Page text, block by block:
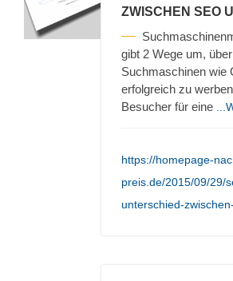
ZWISCHEN SEO
gibt 2 Wege um, über
Suchmaschinen wie
erfolgreich zu
Besucher für eine
https://homepage-
preis.de/2015/09/29/
unterschied-